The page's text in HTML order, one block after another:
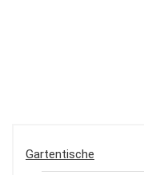
Gartentische